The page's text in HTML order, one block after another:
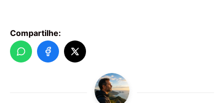
Compartilhe: